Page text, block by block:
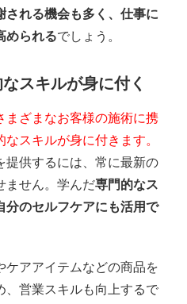
される機会も多く、仕事に
められるでしょう。
スキルが身に付く
まざまなお客様の施術に携
スキルが身に付きます。
提供するには、常に最新の
ません。学んだ専門的なス
分のセルフケアにも活用で
ケアアイテムなどの商品を
、営業スキルも向上するで